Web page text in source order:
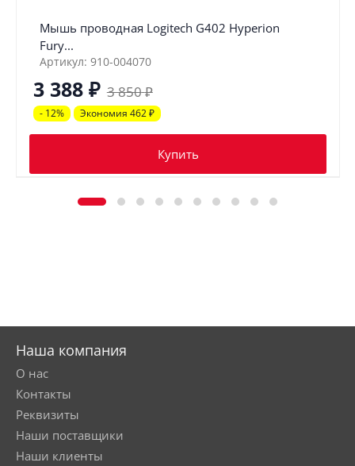
Мышь проводная Logitech G402 Hyperion
Fury...
Артикул: 910-004070
3 388 ₽ 3 850₽
- 12% Экономия 462₽
Купить
Наша компания
О нас
Контакты
Реквизиты
Наши поставщики
Наши клиенты